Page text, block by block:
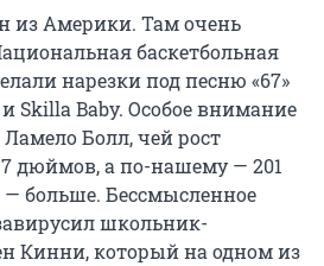
из Америки. Там очень
баскетбольная
нарезки под песню «67»
Skilla Baby. Особое внимание
Болл, чей рост
7 дюймов, а по-нашему — 201
больше. Бессмысленное
школьник-
Кинни, который на одном из